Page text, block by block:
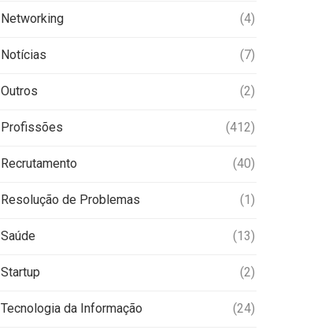
Networking (4)
Notícias (7)
Outros (2)
Profissões (412)
Recrutamento (40)
Resolução de Problemas (1)
Saúde (13)
Startup (2)
Tecnologia da Informação (24)